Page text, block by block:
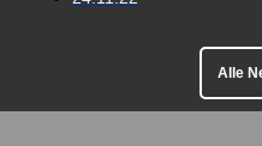
Alle